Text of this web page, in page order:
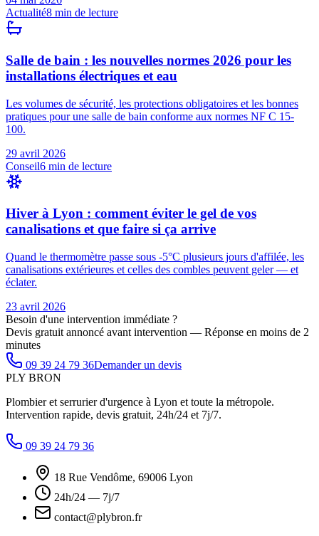
Actualité8 min de lecture
Salle de bain : les nouvelles normes 2026 pour les
installations électriques et eau
Les volumes de sécurité, les protections obligatoires et les bonnes
pratiques pour une salle de bain conforme aux normes NF C 15-
100.
29 avril 2026
Conseil6 min de lecture
Hiver à Lyon : comment éviter le gel de vos
canalisations et que faire si ça arrive
Quand le thermomètre passe sous -5°C plusieurs jours d'affilée, les
canalisations extérieures et celles des combles peuvent geler — et
éclater.
23 avril 2026
Besoin d'une intervention immédiate ?
Devis gratuit annoncé avant intervention — Réponse en moins de 2
minutes
09 39 24 79 36Demander un devis
PLY BRON
Plombier et serrurier d'urgence à Lyon et toute la métropole.
Intervention rapide, devis gratuit, 24h/24 et 7j/7.
09 39 24 79 36
18 Rue Vendôme, 69006 Lyon
24h/24 — 7j/7
contact@plybron.fr